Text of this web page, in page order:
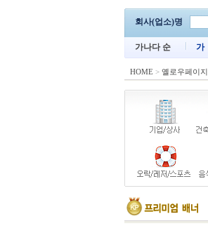
회사(업소)명
가나다 순 가
HOME > 옐로우페이지